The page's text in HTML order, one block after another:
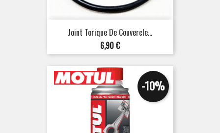
Joint Torique De Couvercle...
Prix
6,90 €
-10%